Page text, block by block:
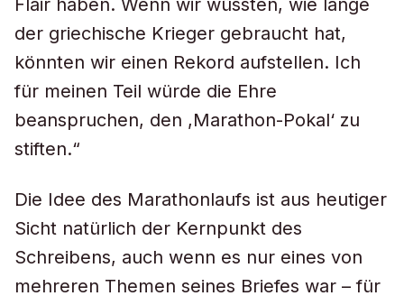
Flair haben. Wenn wir wüssten, wie lange
der griechische Krieger gebraucht hat,
könnten wir einen Rekord aufstellen. Ich
für meinen Teil würde die Ehre
beanspruchen, den ,Marathon-Pokal‘ zu
stiften.“
Die Idee des Marathonlaufs ist aus heutiger
Sicht natürlich der Kernpunkt des
Schreibens, auch wenn es nur eines von
mehreren Themen seines Briefes war – für